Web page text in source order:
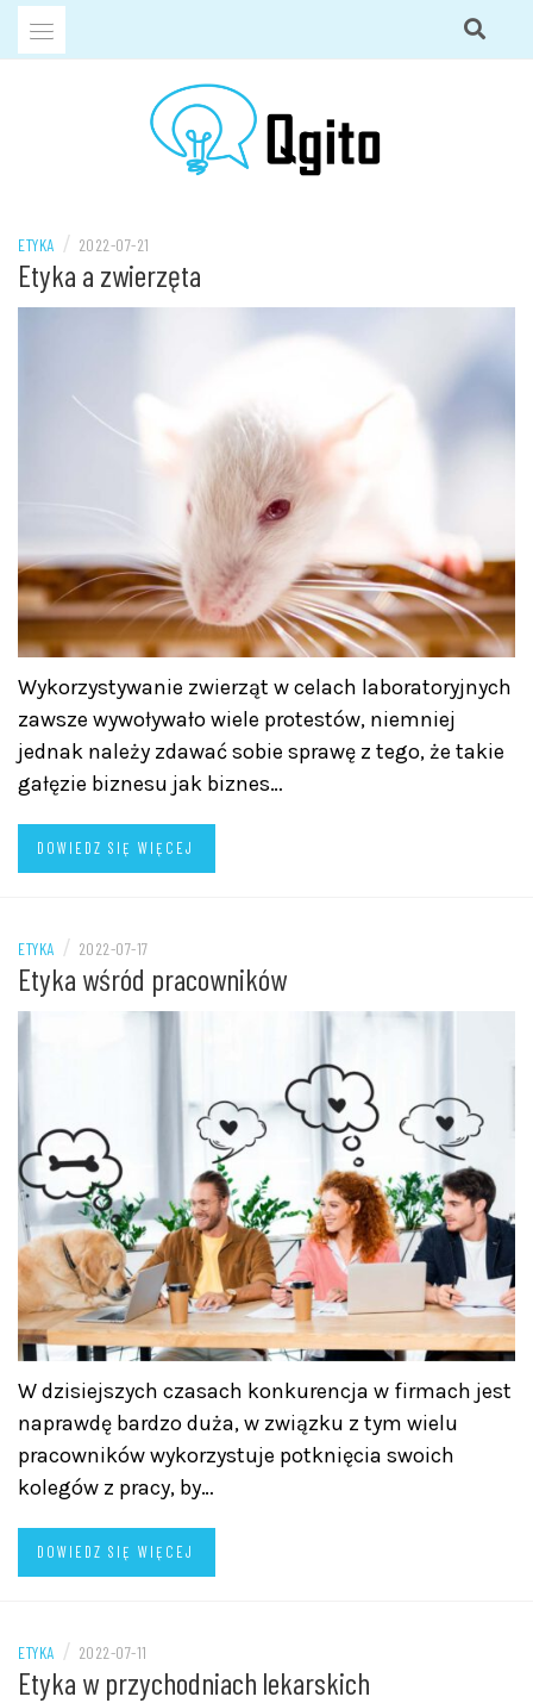
Przejdź
QGITO BLOG
ETYKA / 2022-07-21
Etyka a zwierzęta
Wykorzystywanie zwierząt w celach laboratoryjnych
zawsze wywoływało wiele protestów, niemniej
jednak należy zdawać sobie sprawę z tego, że takie
gałęzie biznesu jak biznes…
DOWIEDZ SIĘ WIĘCEJ
ETYKA / 2022-07-17
Etyka wśród pracowników
W dzisiejszych czasach konkurencja w firmach jest
naprawdę bardzo duża, w związku z tym wielu
pracowników wykorzystuje potknięcia swoich
kolegów z pracy, by…
DOWIEDZ SIĘ WIĘCEJ
ETYKA / 2022-07-11
Etyka w przychodniach lekarskich